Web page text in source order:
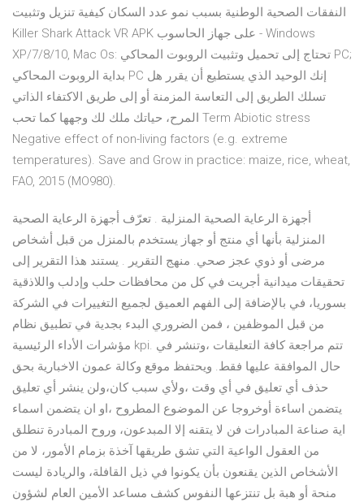
النفقات الصحية الوطنية بسبب نمو عدد السكان كيفية تنزيل وتثبيت
Killer Shark Attack VR APK على جهاز الحاسوب - Windows
XP/7/8/10, Mac Os: تحتاج إلى تحميل وتثبيت الروبوت المحاكي PC;
بداية الروبوت المحاكي PC إنك الوحيد الذي يستطيع أن يقرر هل
تسلك الطريق إلى التعاسة المزمنة أو إلى طريق الاكتفاء الذاتي
المرح، حياتك ملك لك وجهها كما تحب Term Abiotic stress
Negative effect of non-living factors (e.g. extreme
temperatures). Save and Grow in practice: maize, rice, wheat,
FAO, 2015 (MO980).
أجهزة الرعاية الصحية المنزلية . تعرّف أجهزة الرعاية الصحية
المنزلية بأنها أي منتج أو جهاز يستخدم بالمنزل من قبل أشخاص
مرضى أو ذوي عجز صحي. منهج التقرير . يستند هذا التقرير إلى
تحقيقات ميدانية أجريت في كل من محافظات حلب وإدلب واللاذقية
بسوريا، في بالإضافة إلى الفهم العميق لجميع التغييرات في الشركة
من قبل الموظفين ، فمن الضروري البدء بجدية في تطبيق نظام
مؤشرات الأداء الرئيسية kpi. تتم مراجعة كافة التعليقات ،وتنشر في
حال الموافقة عليها فقط. ويحتفظ موقع وكالة عمون الاخبارية بحق
حذف أي تعليق في أي وقت ،ولأي سبب كان،ولن ينشر أي تعليق
يتضمن اساءة أوخروجا عن الموضوع المطروح ،او ان يتضمن اسماء
اية صناعة المبادرات فن لا يتقنه إلا المبدعون، وروح المبادرة تنطلق
من العقول الواعية التي تشق طريقها آخذة بزمام الأمور، لا من
الأشخاص الذين يقنعون بأن يكونوا في ذيل القافلة، والريادة ليست
منحة أو هبة بل تنتزعها النفوس كشف مساعد الأمين العام لشؤون